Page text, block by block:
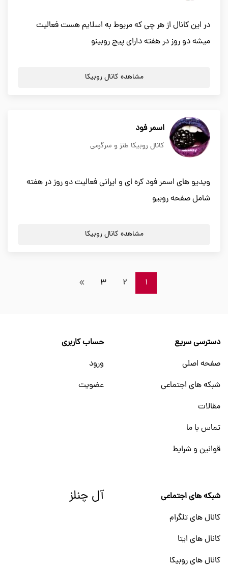
در این کانال از هر چی که مربوط به اسلایم هست فعالیت
میشه دو روز در هفته دارای پیج روبینو
مشاهده کانال روبیکا
اسمر فود
کانال روبیکا طنز و سرگرمی
ویدیو های اسمر فود کره ای و ایرانی فعالیت دو روز در هفته
شامل صفحه روبیو
مشاهده کانال روبیکا
1
2
3
دسترسی سریع
صفحه اصلی
شبکه های اجتماعی
مقالات
تماس با ما
قوانین و شرایط
حساب کاربری
ورود
عضویت
شبکه های اجتماعی
کانال های تلگرام
کانال های ایتا
کانال های روبیکا
آل چنلز